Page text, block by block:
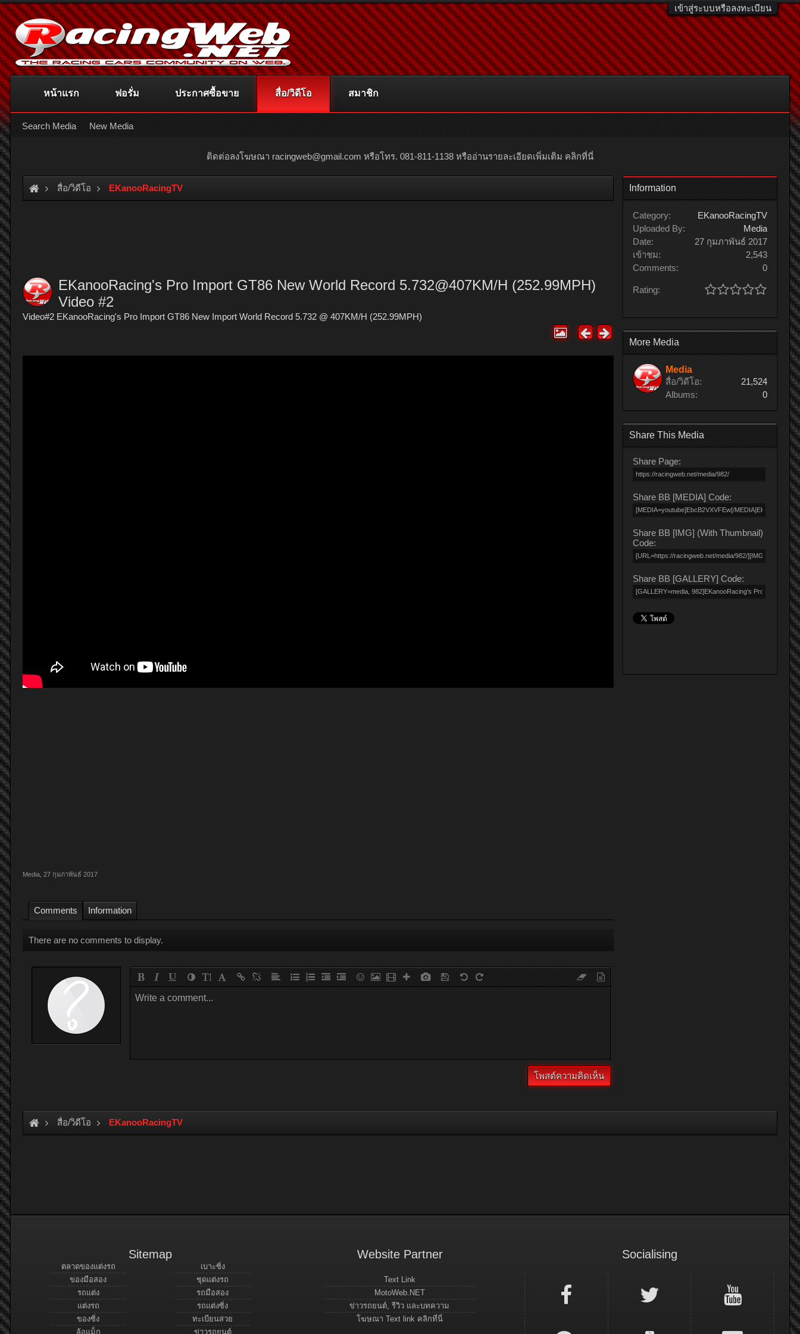
เข้าสู่ระบบหรือลงทะเบียน
ติดต่อลงโฆษณา racingweb@gmail.com หรือโทร. 081-811-1138 หรืออ่านรายละเอียดเพิ่มเติม คลิกที่นี่
สื่อ/วิดีโอ EKanooRacingTV
EKanooRacing's Pro Import GT86 New World Record 5.732@407KM/H (252.99MPH)
Video #2
Video#2 EKanooRacing's Pro Import GT86 New Import World Record 5.732 @ 407KM/H (252.99MPH)
Media 27 กุมภาพันธ์ 2017
Comments Information
There are no comments to display.
Write a comment...
Information
Category:
EKanooRacingTV
Uploaded By:
Media
Date:
27 กุมภาพันธ์ 2017
เข้าชม:
2,543
Comments:
0
Rating:
More Media
Media
สื่อ/วิดีโอ:
21,524
Albums:
0
Share This Media
Share Page:
Share BB [MEDIA] Code:
Share BB [IMG] (With Thumbnail)
Code:
Share BB [GALLERY] Code:
สื่อ/วิดีโอ EKanooRacingTV
หน้าแรก ฟอรั่ม ประกาศซื้อขาย สื่อ/วิดีโอ
Search Media New Media
สมาชิก
Sitemap
ตลาดของแต่งรถ
ของมือสอง
รถแต่ง
แต่งรถ
ของซิ่ง
ล้อแม็ก
เบาะซิ่ง
ชุดแต่งรถ
รถมือสอง
รถแต่งซิ่ง
ทะเบียนสวย
ข่าวรถยนต์
Website Partner
Text Link
MotoWeb.NET
ข่าวรถยนต์, รีวิว และบทความ
โฆษณา Text link คลิกที่นี่
Socialising